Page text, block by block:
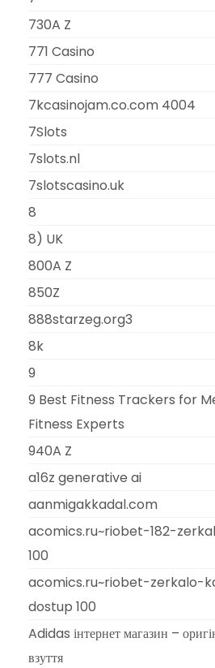
730A Z
771 Casino
777 Casino
7kcasinojam.co.com 4004
7Slots
7slots.nl
7slotscasino.uk
8
8) UK
800A Z
850Z
888starzeg.org3
8k
9
9 Best Fitness Trackers for
Fitness Experts
940A Z
a16z generative ai
aanmigakkadal.com
acomics.ru~riobet-182-
100
acomics.ru~riobet-zerkalo-
dostup 100
Adidas інтернет магазин –
взуття